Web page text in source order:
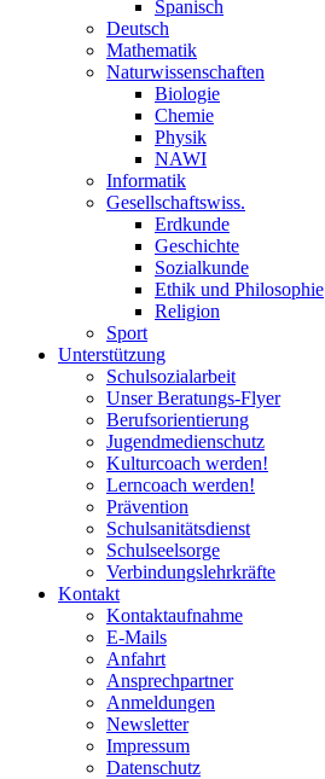
Spanisch
Deutsch
Mathematik
Naturwissenschaften
Biologie
Chemie
Physik
NAWI
Informatik
Gesellschaftswiss.
Erdkunde
Geschichte
Sozialkunde
Ethik und Philosophie
Religion
Sport
Unterstützung
Schulsozialarbeit
Unser Beratungs-Flyer
Berufsorientierung
Jugendmedienschutz
Kulturcoach werden!
Lerncoach werden!
Prävention
Schulsanitätsdienst
Schulseelsorge
Verbindungslehrkräfte
Kontakt
Kontaktaufnahme
E-Mails
Anfahrt
Ansprechpartner
Anmeldungen
Newsletter
Impressum
Datenschutz